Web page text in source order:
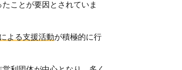
ことが要因とされていま
よる支援活動が積極的に行